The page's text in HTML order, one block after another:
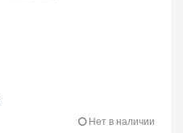
Нет в наличии